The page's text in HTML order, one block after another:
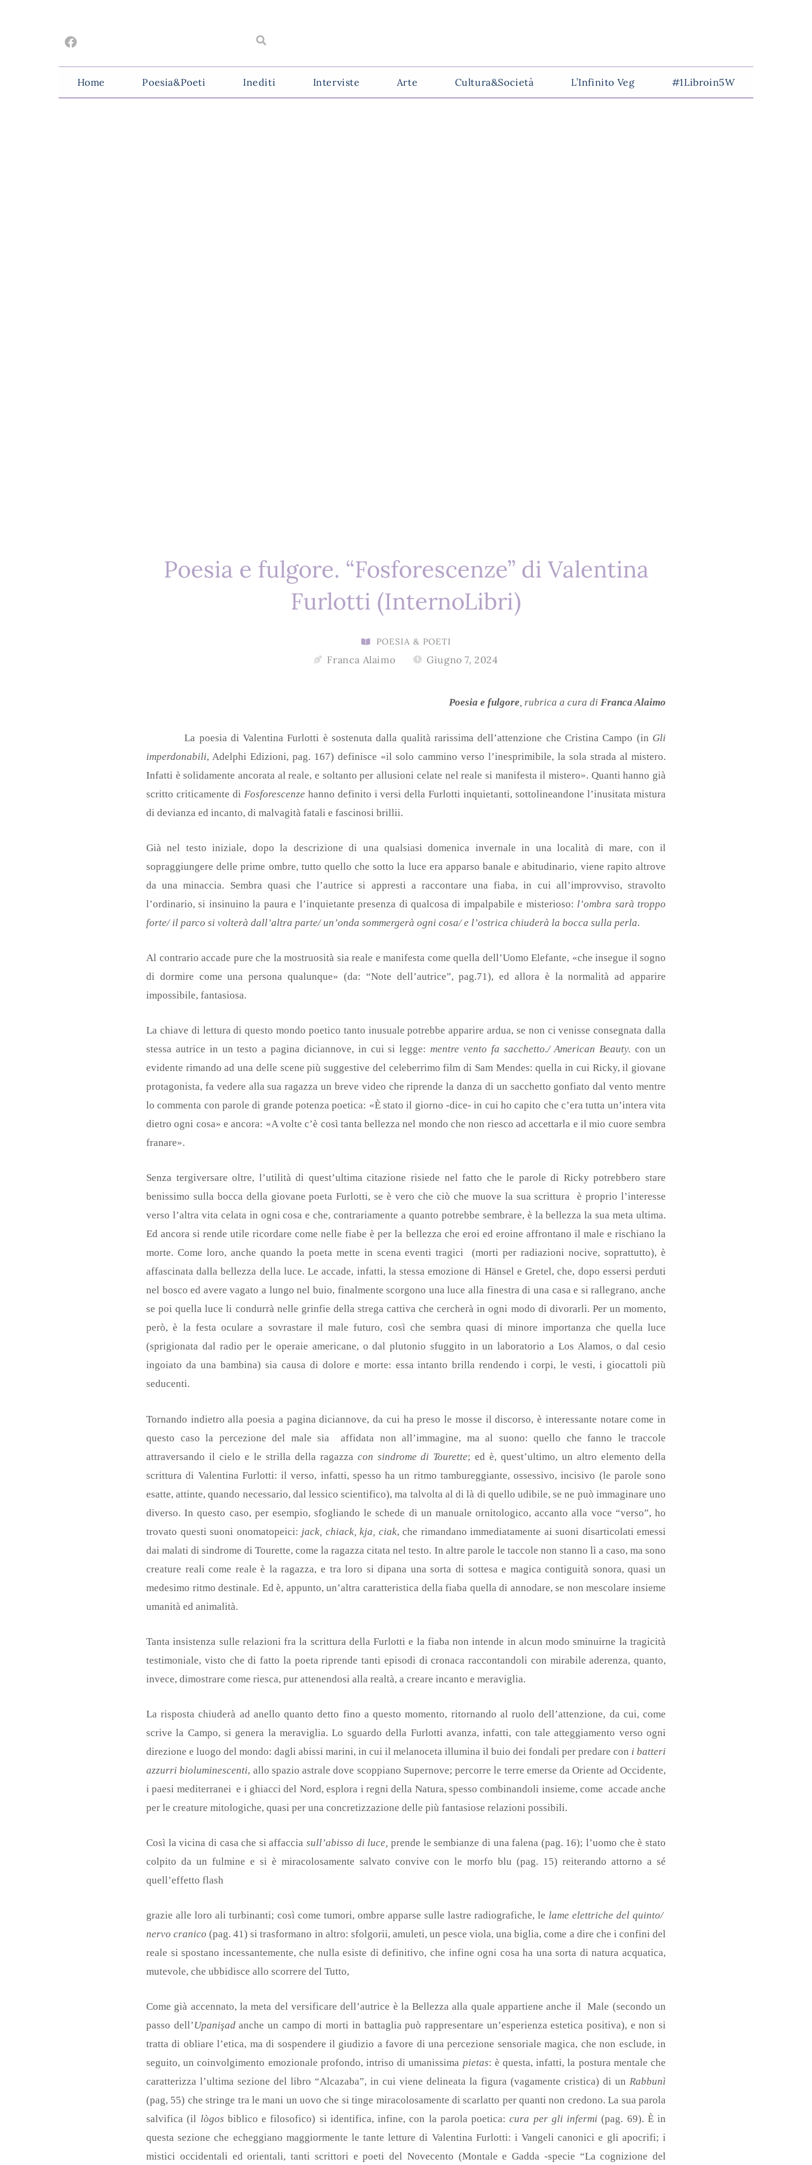
Home Poesia&Poeti Inediti Interviste Arte Cultura&Società L’Infinito Veg #1Libroin5W
Poesia e fulgore. “Fosforescenze” di Valentina
Furlotti (InternoLibri)
POESIA & POETI
Franca Alaimo Giugno 7, 2024
Poesia e fulgore, rubrica a cura di Franca Alaimo
La poesia di Valentina Furlotti è sostenuta dalla qualità rarissima dell’attenzione che Cristina Campo (in Gli
imperdonabili, Adelphi Edizioni, pag. 167) definisce «il solo cammino verso l’inesprimibile, la sola strada al mistero.
Infatti è solidamente ancorata al reale, e soltanto per allusioni celate nel reale si manifesta il mistero». Quanti hanno già
scritto criticamente di Fosforescenze hanno definito i versi della Furlotti inquietanti, sottolineandone l’inusitata mistura
di devianza ed incanto, di malvagità fatali e fascinosi brillii.
Già nel testo iniziale, dopo la descrizione di una qualsiasi domenica invernale in una località di mare, con il
sopraggiungere delle prime ombre, tutto quello che sotto la luce era apparso banale e abitudinario, viene rapito altrove
da una minaccia. Sembra quasi che l’autrice si appresti a raccontare una fiaba, in cui all’improvviso, stravolto
l’ordinario, si insinuino la paura e l’inquietante presenza di qualcosa di impalpabile e misterioso: l’ombra sarà troppo
forte/ il parco si volterà dall’altra parte/ un’onda sommergerà ogni cosa/ e l’ostrica chiuderà la bocca sulla perla.
Al contrario accade pure che la mostruosità sia reale e manifesta come quella dell’Uomo Elefante, «che insegue il sogno
di dormire come una persona qualunque» (da: “Note dell’autrice”, pag.71), ed allora è la normalità ad apparire
impossibile, fantasiosa.
La chiave di lettura di questo mondo poetico tanto inusuale potrebbe apparire ardua, se non ci venisse consegnata dalla
stessa autrice in un testo a pagina diciannove, in cui si legge:mentre vento fa sacchetto./ American Beauty. con un
evidente rimando ad una delle scene più suggestive del celeberrimo film di Sam Mendes: quella in cui Ricky, il giovane
protagonista, fa vedere alla sua ragazza un breve video che riprende la danza di un sacchetto gonfiato dal vento mentre
lo commenta con parole di grande potenza poetica: «È stato il giorno -dice- in cui ho capito che c’era tutta un’intera vita
dietro ogni cosa» e ancora: «A volte c’è così tanta bellezza nel mondo che non riesco ad accettarla e il mio cuore sembra
franare».
Senza tergiversare oltre, l’utilità di quest’ultima citazione risiede nel fatto che le parole di Ricky potrebbero stare
benissimo sulla bocca della giovane poeta Furlotti, se è vero che ciò che muove la sua scrittura è proprio l’interesse
verso l’altra vita celata in ogni cosa e che, contrariamente a quanto potrebbe sembrare, è la bellezza la sua meta ultima.
Ed ancora si rende utile ricordare come nelle fiabe è per la bellezza che eroi ed eroine affrontano il male e rischiano la
morte. Come loro, anche quando la poeta mette in scena eventi tragici (morti per radiazioni nocive, soprattutto), è
affascinata dalla bellezza della luce. Le accade, infatti, la stessa emozione di Hänsel e Gretel, che, dopo essersi perduti
nel bosco ed avere vagato a lungo nel buio, finalmente scorgono una luce alla finestra di una casa e si rallegrano, anche
se poi quella luce li condurrà nelle grinfie della strega cattiva che cercherà in ogni modo di divorarli. Per un momento,
però, è la festa oculare a sovrastare il male futuro, così che sembra quasi di minore importanza che quella luce
(sprigionata dal radio per le operaie americane, o dal plutonio sfuggito in un laboratorio a Los Alamos, o dal cesio
ingoiato da una bambina) sia causa di dolore e morte: essa intanto brilla rendendo i corpi, le vesti, i giocattoli più
seducenti.
Tornando indietro alla poesia a pagina diciannove, da cui ha preso le mosse il discorso, è interessante notare come in
questo caso la percezione del male sia affidata non all’immagine, ma al suono: quello che fanno le traccole
attraversando il cielo e le strilla della ragazza con sindrome di Tourette; ed è, quest’ultimo, un altro elemento della
scrittura di Valentina Furlotti: il verso, infatti, spesso ha un ritmo tambureggiante, ossessivo, incisivo (le parole sono
esatte, attinte, quando necessario, dal lessico scientifico), ma talvolta al di là di quello udibile, se ne può immaginare uno
diverso. In questo caso, per esempio, sfogliando le schede di un manuale ornitologico, accanto alla voce “verso”, ho
trovato questi suoni onomatopeici: jack, chiack, kja, ciak, che rimandano immediatamente ai suoni disarticolati emessi
dai malati di sindrome di Tourette, come la ragazza citata nel testo. In altre parole le taccole non stanno lì a caso, ma sono
creature reali come reale è la ragazza, e tra loro si dipana una sorta di sottesa e magica contiguità sonora, quasi un
medesimo ritmo destinale. Ed è, appunto, un’altra caratteristica della fiaba quella di annodare, se non mescolare insieme
umanità ed animalità.
Tanta insistenza sulle relazioni fra la scrittura della Furlotti e la fiaba non intende in alcun modo sminuirne la tragicità
testimoniale, visto che di fatto la poeta riprende tanti episodi di cronaca raccontandoli con mirabile aderenza, quanto,
invece, dimostrare come riesca, pur attenendosi alla realtà, a creare incanto e meraviglia.
La risposta chiuderà ad anello quanto detto fino a questo momento, ritornando al ruolo dell’attenzione, da cui, come
scrive la Campo, si genera la meraviglia. Lo sguardo della Furlotti avanza, infatti, con tale atteggiamento verso ogni
direzione e luogo del mondo: dagli abissi marini, in cui il melanoceta illumina il buio dei fondali per predare con i batteri
azzurri bioluminescenti, allo spazio astrale dove scoppiano Supernove; percorre le terre emerse da Oriente ad Occidente,
i paesi mediterranei e i ghiacci del Nord, esplora i regni della Natura, spesso combinandoli insieme, come accade anche
per le creature mitologiche, quasi per una concretizzazione delle più fantasiose relazioni possibili.
Così la vicina di casa che si affacciasull’abisso di luce, prende le sembianze di una falena (pag. 16); l’uomo che è stato
colpito da un fulmine e si è miracolosamente salvato convive con le morfo blu (pag. 15) reiterando attorno a sé
quell’effetto flash
grazie alle loro ali turbinanti; così come tumori, ombre apparse sulle lastre radiografiche, le lame elettriche del quinto/
nervo cranico(pag. 41) si trasformano in altro: sfolgorii, amuleti, un pesce viola, una biglia, come a dire che i confini del
reale si spostano incessantemente, che nulla esiste di definitivo, che infine ogni cosa ha una sorta di natura acquatica,
mutevole, che ubbidisce allo scorrere del Tutto,
Come già accennato, la meta del versificare dell’autrice è la Bellezza alla quale appartiene anche il Male (secondo un
passo dell’Upanişadanche un campo di morti in battaglia può rappresentare un’esperienza estetica positiva), e non si
tratta di obliare l’etica, ma di sospendere il giudizio a favore di una percezione sensoriale magica, che non esclude, in
seguito, un coinvolgimento emozionale profondo, intriso di umanissima pietas: è questa, infatti, la postura mentale che
caratterizza l’ultima sezione del libro “Alcazaba”, in cui viene delineata la figura (vagamente cristica) di un Rabbunì
(pag, 55) che stringe tra le mani un uovo che si tinge miracolosamente di scarlatto per quanti non credono. La sua parola
salvifica (il lògos biblico e filosofico) si identifica, infine, con la parola poetica:cura per gli infermi(pag. 69). È in
questa sezione che echeggiano maggiormente le tante letture di Valentina Furlotti: i Vangeli canonici e gli apocrifi; i
mistici occidentali ed orientali, tanti scrittori e poeti del Novecento (Montale e Gadda -specie “La cognizione del